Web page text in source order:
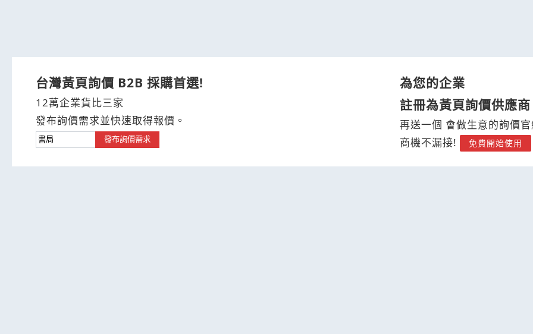
台灣黃頁詢價 B2B 採購首選!
12萬企業貨比三家
發布詢價需求並快速取得報價。
發布詢價需求
為您的企業
註冊為黃頁詢價供應商
再送一個 會做生意的詢價
商機不漏接!
免費開始使用